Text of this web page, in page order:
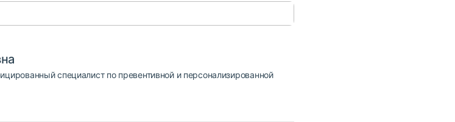
специалист по превентивной и персонализированной